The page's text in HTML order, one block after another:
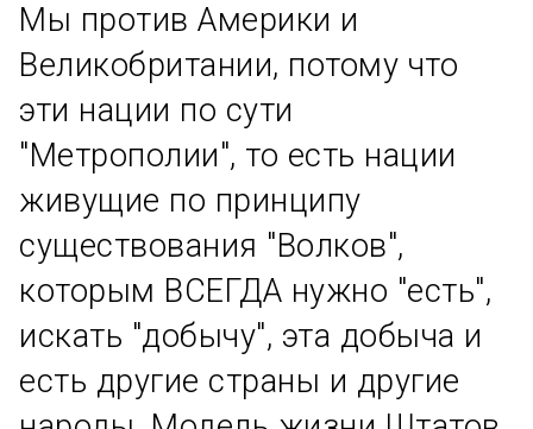
Мы против Америки и
Великобритании, потому что
эти нации по сути
"Метрополии", то есть нации
живущие по принципу
существования "Волков",
которым ВСЕГДА нужно "есть",
искать "добычу", эта добыча и
есть другие страны и другие